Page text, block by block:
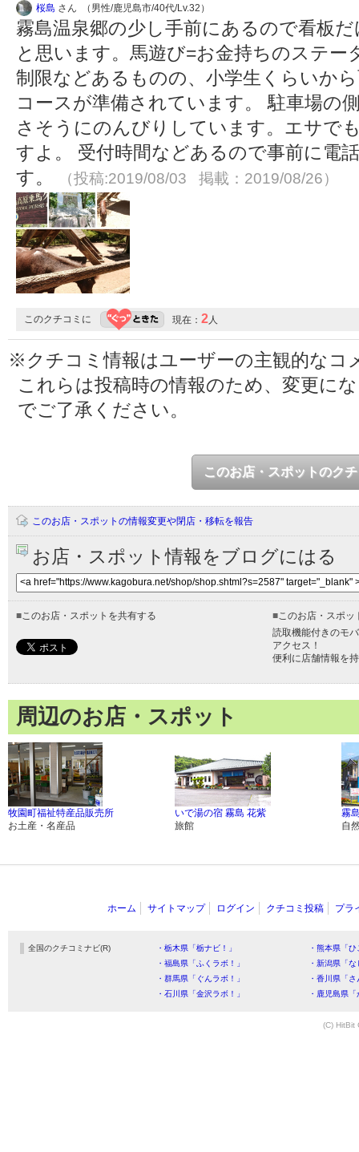
桜島 さん （男性/鹿児島市/40代/Lv.32）
霧島温泉郷の少し手前にあるので看板
と思います。馬遊び=お金持ちのステ
制限などあるものの、小学生くらいか
コースが準備されています。 駐車場の
さそうにのんびりしています。エサで
すよ。 受付時間などあるので事前に電
す。
（投稿:2019/08/03 掲載：2019/08/26）
このクチコミに 現在： 2 人
※クチコミ情報はユーザーの主観的なコ
これらは投稿時の情報のため、変更に
でご了承ください。
このお店・スポットのク
このお店・スポットの情報変更や閉店・移転を報告
お店・スポット情報をブログにはる
■ このお店・スポットを共有する ■ このお店・スポ
読取機能付きのモ
アクセス！
便利に店舗情報を
周辺のお店・スポット
牧園町福祉特産品販売所
お土産・名産品
いで湯の宿 霧島 花紫
旅館
霧
自
ホーム サイトマップ ログイン クチコミ投稿 プラ
全国のクチコミナビ(R) ・栃木県「栃ナビ！」
・熊本県「
・福島県「ふくラボ！」
・新潟県「
・群馬県「ぐんラボ！」
・香川県「
・石川県「金沢ラボ！」
・鹿児島県
(C) HitBit